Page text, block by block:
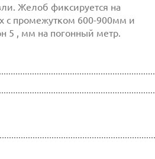
Желоб фиксируется на
с промежутком 600-900мм и
5 , мм на погонный метр.